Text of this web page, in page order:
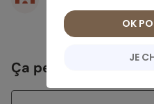
Ça peut vous
JE
OK